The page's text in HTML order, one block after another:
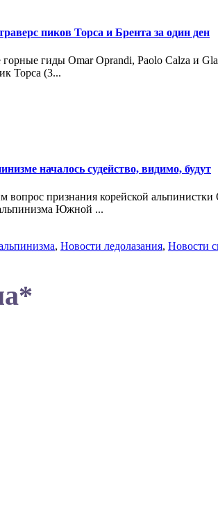
пиков Торса и Брента за один ден
горные гиды Omar Oprandi, Paolo Calza и
Торса (3...
началось судейство, видимо, будут
вопрос признания корейской
Южной ...
, Новости ледолазания, Новости